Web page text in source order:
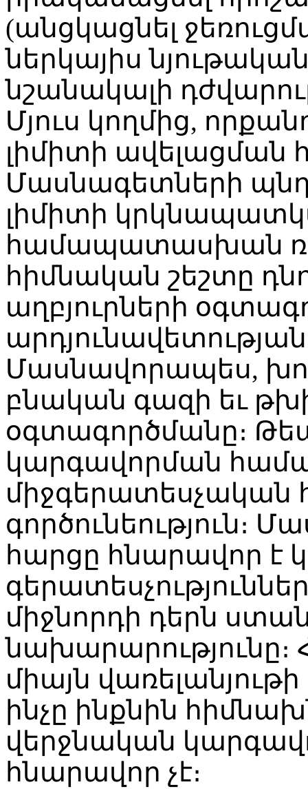
(անցկացնել
ներկայիս
նշանակալի
Մյուս կողմից,
լիմիտի ավելացման
Մասնագետների
լիմիտի
համապատասխան
հիմնական շեշտը
աղբյուրների
Մասնավորապես,
բնական գազի եւ
օգտագործմանը։
կարգավորման
միջգերատեսչական
գործունեություն։
հարցը հնարավոր է
միջնորդի դերն
միայն
ինչը ինքնին
վերջնական
հնարավոր չէ։